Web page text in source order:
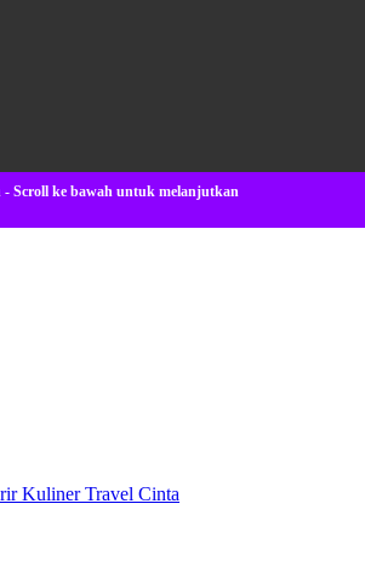
Scroll ke bawah untuk melanjutkan
KulinerTravel Cinta